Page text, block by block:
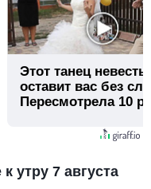
Этот танец невесты
оставит вас без
Пересмотрела 10
утру 7 августа